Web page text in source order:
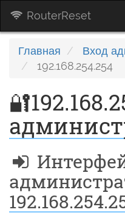
RouterReset
Главная
Вход
192.168.254.254